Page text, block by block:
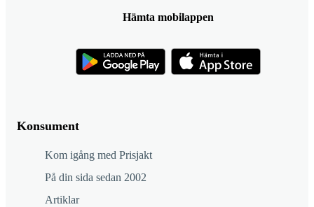
Konsument
Kom igång med Prisjakt
På din sida sedan 2002
Artiklar
Hämta mobilappen